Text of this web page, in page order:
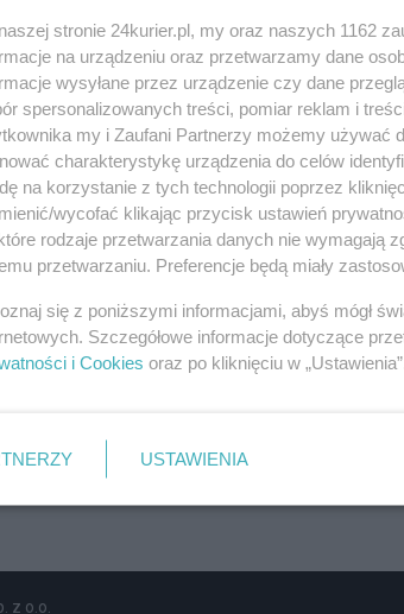
się
z o.o.
stronie 24kurier.pl, my oraz naszych 1162
na urządzeniu oraz przetwarzamy dane
wysyłane przez urządzenie czy dane
spersonalizowanych treści, pomiar reklam i
my i Zaufani Partnerzy możemy używać
charakterystykę urządzenia do celów
na korzystanie z tych technologii poprzez
wycofać klikając przycisk ustawień
rodzaje przetwarzania danych nie wymagają
przetwarzaniu. Preferencje będą miały
się z poniższymi informacjami, abyś mógł
Szczegółowe informacje dotyczące
i Cookies oraz po kliknięciu w
USTAWIENIA